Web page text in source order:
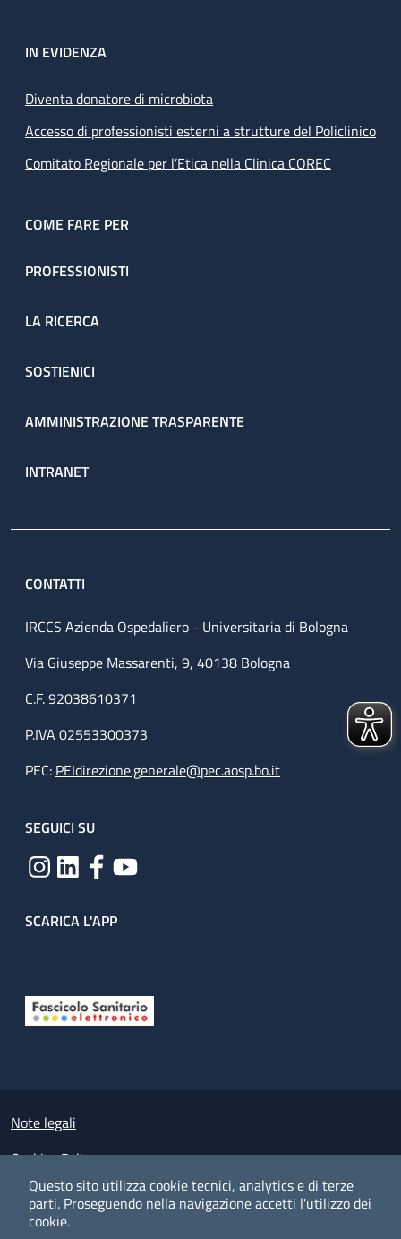
Questo sito utilizza cookie tecnici, analytics e di terze
parti. Proseguendo nella navigazione accetti l'utilizzo dei
cookie.
IN EVIDENZA
Diventa donatore di microbiota
Accesso di professionisti esterni a strutture del Policlinico
Comitato Regionale per l’Etica nella Clinica COREC
COME FARE PER
PROFESSIONISTI
LA RICERCA
SOSTIENICI
AMMINISTRAZIONE TRASPARENTE
INTRANET
CONTATTI
IRCCS Azienda Ospedaliero - Universitaria di Bologna
Via Giuseppe Massarenti, 9, 40138 Bologna
C.F. 92038610371
P.IVA 02553300373
PEC: PEIdirezione.generale@pec.aosp.bo.it
SEGUICI SU
SCARICA L'APP
Small prints
Note legali
Cookies Policy
Policy privacy e protezione del dato personale
Albo pretorio on-line